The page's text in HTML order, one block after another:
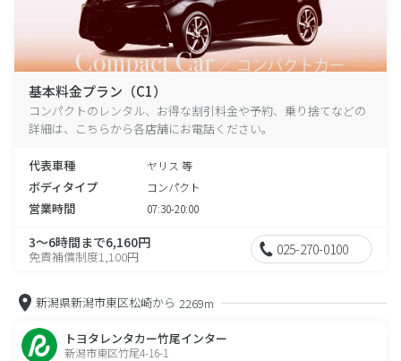
基本料金プラン（C1）
コンパクトのレンタル、お得な割引料金や予約、乗り捨てなどの
詳細は、こちらから各店舗にお電話ください。
代表車種 ヤリス 等
ボディタイプ コンパクト
営業時間 07:30-20:00
3～6時間まで6,160円
免責補償制度1,100円 025-270-0100
新潟県新潟市東区松崎から 2269m
トヨタレンタカー竹尾インター
新潟市東区竹尾4-16-1